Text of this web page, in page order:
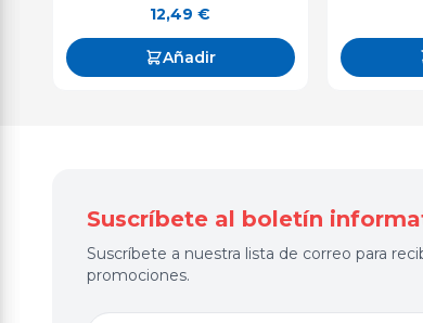
12,49€
Añadir
Suscríbete al boletín
Suscríbete a nuestra lista de correo para
promociones.